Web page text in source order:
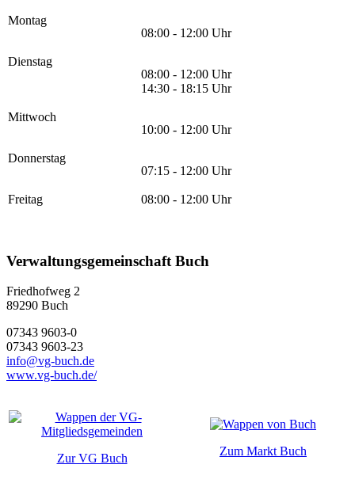
Montag
08:00 - 12:00 Uhr
Dienstag
08:00 - 12:00 Uhr
14:30 - 18:15 Uhr
Mittwoch
10:00 - 12:00 Uhr
Donnerstag
07:15 - 12:00 Uhr
Freitag 08:00 - 12:00 Uhr
Verwaltungsgemeinschaft Buch
Friedhofweg 2
89290 Buch
07343 9603-0
07343 9603-23
info@vg-buch.de
www.vg-buch.de/
Zur VG Buch
Zum Markt Buch